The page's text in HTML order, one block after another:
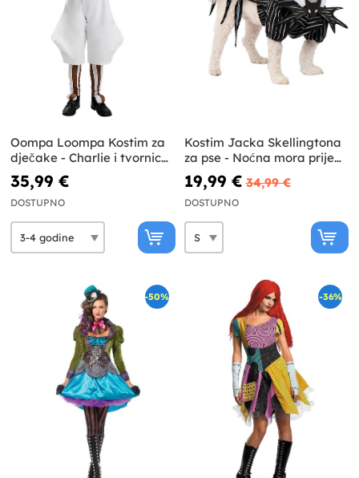
Oompa Loompa Kostim za
dječake - Charlie i tvornica
čokolade
35,99 €
DOSTUPNO
Kostim Jacka Skellingtona
za pse - Noćna mora prije
Božića
19,99 € 34,99 €
DOSTUPNO
-50% -36%